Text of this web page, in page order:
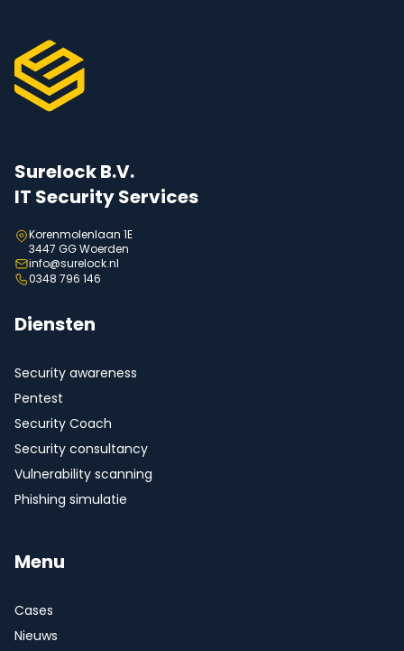
Surelock B.V.
IT Security Services
Korenmolenlaan 1E
3447 GG Woerden
info@surelock.nl
0348 796 146
Diensten
Security awareness
Pentest
Security Coach
Security consultancy
Vulnerability scanning
Phishing simulatie
Menu
Cases
Nieuws